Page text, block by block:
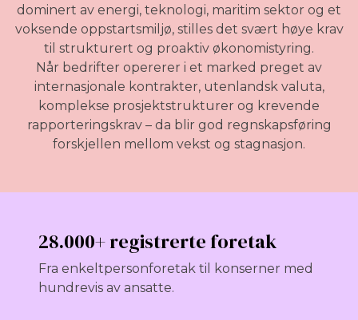
dominert av energi, teknologi, maritim sektor og et
voksende oppstartsmiljø, stilles det svært høye krav
til strukturert og proaktiv økonomistyring.
Når bedrifter opererer i et marked preget av
internasjonale kontrakter, utenlandsk valuta,
komplekse prosjektstrukturer og krevende
rapporteringskrav – da blir god regnskapsføring
forskjellen mellom vekst og stagnasjon.
28.000+ registrerte foretak
Fra enkeltpersonforetak til konserner med
hundrevis av ansatte.